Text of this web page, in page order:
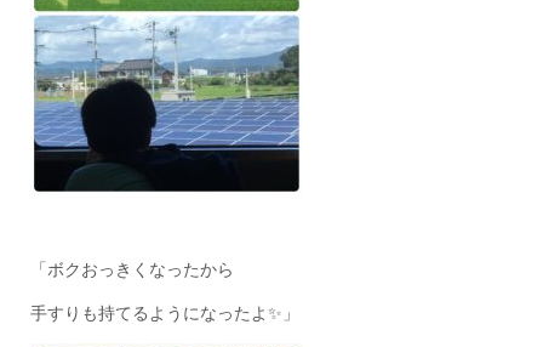
「ボクおっきくなったから
手すりも持てるようになったよ✨」